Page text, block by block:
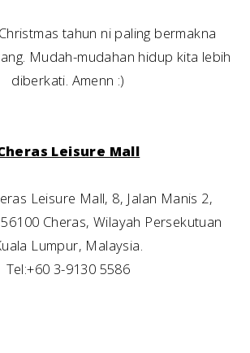
tahun ni paling bermakna
Mudah-mudahan hidup kita lebih
diberkati. Amenn :)
Leisure Mall
Leisure Mall, 8, Jalan Manis 2,
Cheras, Wilayah Persekutuan
Lumpur, Malaysia.
Tel:+60 3-9130 5586